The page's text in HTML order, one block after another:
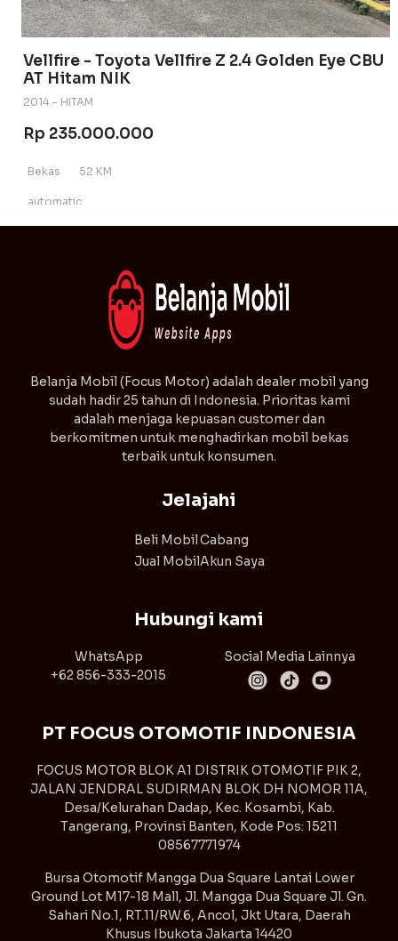
Vellfire - Toyota Vellfire Z 2.4 Golden Eye CBU
AT Hitam NIK
2014 - HITAM
Rp 235.000.000
Bekas 52 KM
automatic
⁠Belanja Mobil (Focus Motor) adalah dealer mobil yang
sudah hadir 25 tahun di Indonesia. Prioritas kami
adalah menjaga kepuasan customer dan
berkomitmen untuk menghadirkan mobil bekas
terbaik untuk konsumen.
Jelajahi
Beli Mobil
Jual Mobil
Cabang
Akun Saya
Hubungi kami
WhatsApp
+62 856-333-2015
Social Media Lainnya
PT FOCUS OTOMOTIF INDONESIA
FOCUS MOTOR BLOK A1 DISTRIK OTOMOTIF PIK 2,
JALAN JENDRAL SUDIRMAN BLOK DH NOMOR 11A,
Desa/Kelurahan Dadap, Kec. Kosambi, Kab.
Tangerang, Provinsi Banten, Kode Pos: 15211
08567771974
Bursa Otomotif Mangga Dua Square Lantai Lower
Ground Lot M17-18 Mall, Jl. Mangga Dua Square Jl. Gn.
Sahari No.1, RT.11/RW.6, Ancol, Jkt Utara, Daerah
Khusus Ibukota Jakarta 14420